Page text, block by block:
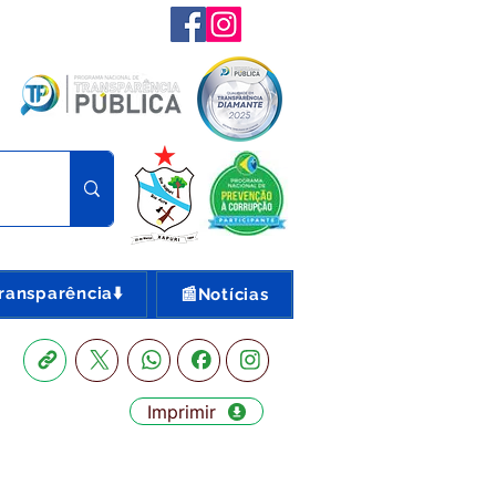
📰Notícias
Imprimir